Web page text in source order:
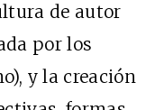
de autor
por los
y la creación